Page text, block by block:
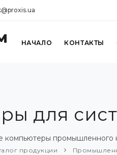
НАЧАЛО КОНТАКТЫ
для
компьютеры промышленного
продукции